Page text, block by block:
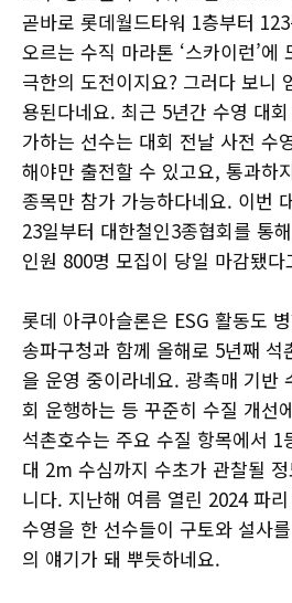
곧바로 롯데월드타워 1층부터
오르는 수직 마라톤 ‘스카이런’에
극한의 도전이지요? 그러다 보니
용된다네요. 최근 5년간 수영 대
가하는 선수는 대회 전날 사전 수
해야만 출전할 수 있고요, 통과하
종목만 참가 가능하다네요. 이번
23일부터 대한철인3종협회를 통
인원 800명 모집이 당일 마감됐다
롯데 아쿠아슬론은 ESG 활동도
송파구청과 함께 올해로 5년째 석
을 운영 중이라네요. 광촉매 기반
회 운행하는 등 꾸준히 수질 개선
석촌호수는 주요 수질 항목에서 1
대 2m 수심까지 수초가 관찰될
니다. 지난해 여름 열린 2024 파
수영을 한 선수들이 구토와 설사
의 얘기가 돼 뿌듯하네요.